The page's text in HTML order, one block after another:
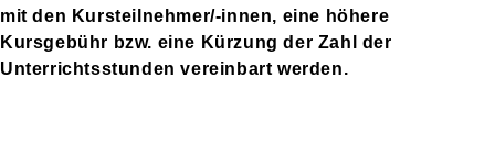
mit den Kursteilnehmer/-innen, eine höhere
Kursgebühr bzw. eine Kürzung der Zahl der
Unterrichtsstunden vereinbart werden.